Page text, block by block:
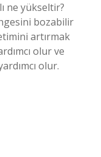
ne yükseltir?
bozabilir
artırmak
olur ve
olur.